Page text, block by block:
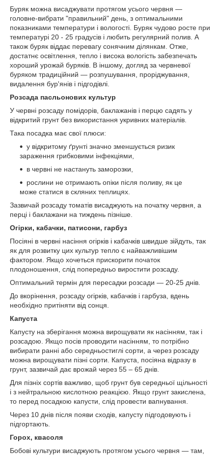
Буряк можна висаджувати протягом усього червня —
головне-вибрати "правильний" день, з оптимальними
показниками температури і вологості. Буряк чудово росте при
температурі 20 - 25 градусів і любить регулярний полив. А
також буряк віддає перевагу сонячним ділянкам. Отже,
достатнє освітлення, тепло і висока вологість забезпечать
хороший урожай буряків. В іншому, догляд за червневої
буряком традиційний — розпушування, проріджування,
видалення бур'янів і підгодівлі.
Розсада пасльонових культур
У червні розсаду помідорів, баклажанів і перцю садять у
відкритий грунт без використання укривних матеріалів.
Така посадка має свої плюси:
у відкритому ґрунті значно зменшується ризик
зараження грибковими інфекціями,
в червні не настануть заморозки,
рослини не отримають опіки після поливу, як це
може статися в скляних теплицях.
Зазвичай розсаду томатів висаджують на початку червня, а
перці і баклажани на тиждень пізніше.
Огірки, кабачки, патисони, гарбуз
Посіяні в червні насіння огірків і кабачків швидше зійдуть, так
як для розвитку цих культур тепло є найважливішим
фактором. Якщо хочеться прискорити початок
плодоношення, слід попередньо виростити розсаду.
Оптимальний термін для пересадки розсади — 20-25 днів.
До вкорінення, розсаду огірків, кабачків і гарбуза, вдень
необхідно притіняти від сонця.
Капуста
Капусту на зберігання можна вирощувати як насінням, так і
розсадою. Якщо посів проводити насінням, то потрібно
вибирати ранні або середньостиглі сорти, а через розсаду
можна вирощувати пізні сорти. Капуста, посіяна відразу в
грунт, зазвичай дає врожай через 55 – 65 днів.
Для пізніх сортів важливо, щоб грунт був середньої щільності
і з нейтральною кислотною реакцією. Якщо грунт закислена,
то перед посадкою капусти, слід провести вапнування.
Через 10 днів після появи сходів, капусту підгодовують і
підгортають.
Горох, квасоля
Бобові культури висаджують протягом усього червня — там,